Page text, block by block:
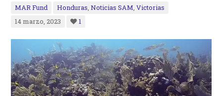
MAR Fund Honduras,Noticias SAM,Victorias
14 marzo, 2023
1